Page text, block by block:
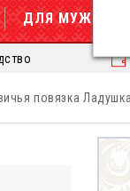
ДЛЯ МУЖЧИН
повязка